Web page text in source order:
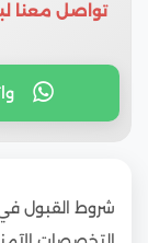
تواصل معنا
شروط القبول